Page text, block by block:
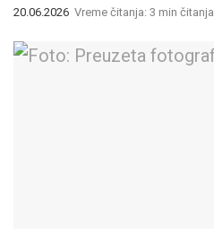
20.06.2026 Vreme čitanja: 3 min čitanja